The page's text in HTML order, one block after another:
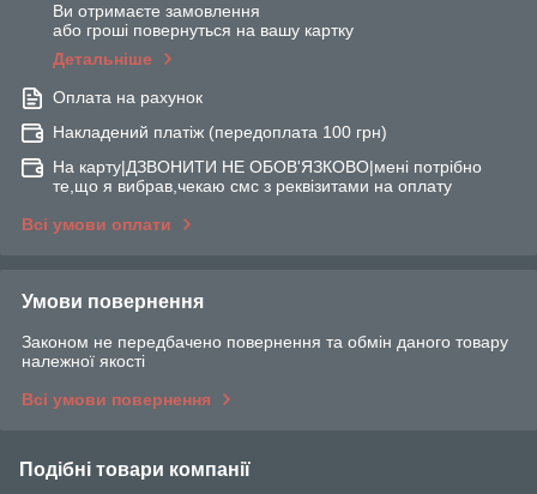
Ви отримаєте замовлення
або гроші повернуться на вашу картку
Детальніше
Оплата на рахунок
Накладений платіж (передоплата 100 грн)
На карту|ДЗВОНИТИ НЕ ОБОВ'ЯЗКОВО|мені потрібно
те,що я вибрав,чекаю смс з реквізитами на оплату
Всі умови оплати
Умови повернення
Законом не передбачено повернення та обмін даного товару
належної якості
Всі умови повернення
Подібні товари компанії